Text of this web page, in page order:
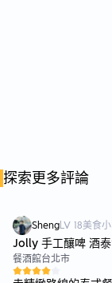
探索更多評論
ShengLV 18美食
Jolly 手工釀啤 酒
餐酒館台北市